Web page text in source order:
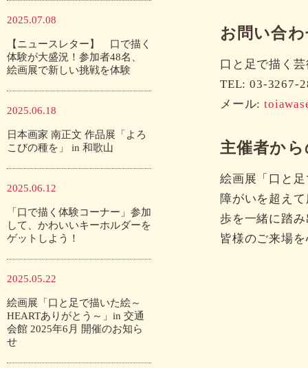
2025.07.08
【ニュースレター】 口で描く
体験が大盛況！参加者48名、
絵画展で新しい挑戦を体験
2025.06.18
日本画家 南正文 作品展「よろ
こびの種を」 in 和歌山
2025.06.12
「口で描く体験コーナー」参加
して、かわいいキーホルダーを
ゲットしよう！
2025.05.22
絵画展「口と足で描いた絵～
HEARTありがとう～」in 交通
会館 2025年6月 開催のお知ら
せ
お問い合
口と足で描く
TEL: 03-3267-
メール:
主催者か
絵画展「口と
障がいを超え
歩を一緒に踏
皆様のご来場